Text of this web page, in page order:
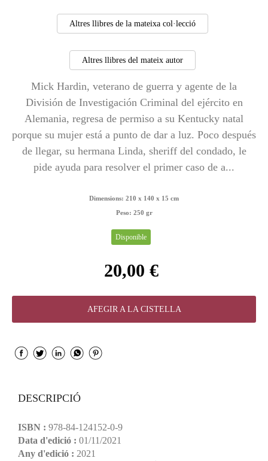
Altres llibres de la mateixa col·lecció
Altres llibres del mateix autor
Mick Hardin, veterano de guerra y agente de la
División de Investigación Criminal del ejército en
Alemania, regresa de permiso a su Kentucky natal
porque su mujer está a punto de dar a luz. Poco después
de llegar, su hermana Linda, sheriff del condado, le
pide ayuda para resolver el primer caso de a...
Dimensions: 210 x 140 x 15 cm
Peso: 250 gr
Disponible
20,00 €
AFEGIR A LA CISTELLA
DESCRIPCIÓ
ISBN : 978-84-124152-0-9
Data d'edició : 01/11/2021
Any d'edició : 2021